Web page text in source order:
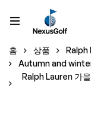
홈 상품
Ralph
Autumn and
Ralph Lauren 가